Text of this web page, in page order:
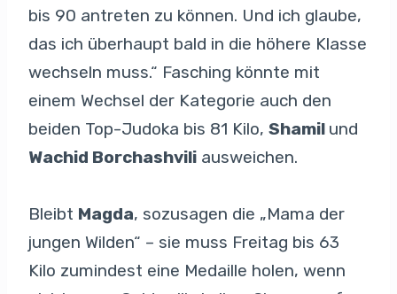
bis 90 antreten zu können. Und ich glaube,
das ich überhaupt bald in die höhere Klasse
wechseln muss.“ Fasching könnte mit
einem Wechsel der Kategorie auch den
beiden Top-Judoka bis 81 Kilo, Shamil und
Wachid Borchashvili ausweichen.
Bleibt Magda, sozusagen die „Mama der
jungen Wilden“ – sie muss Freitag bis 63
Kilo zumindest eine Medaille holen, wenn